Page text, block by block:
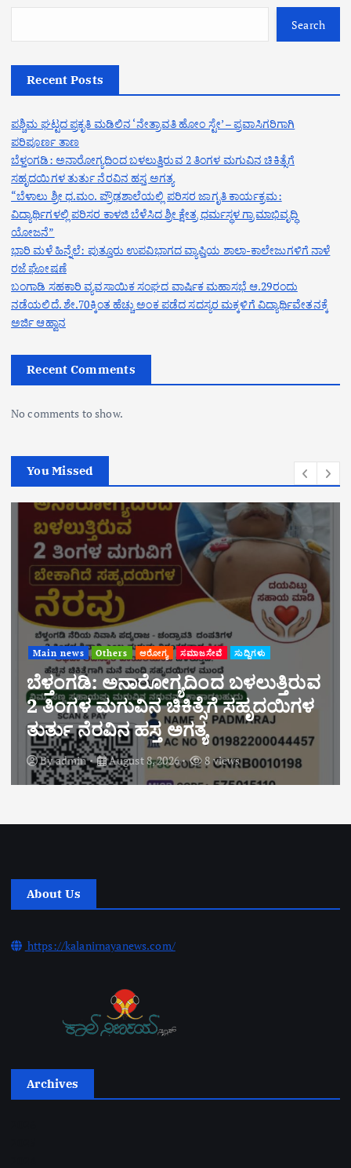
Search
Recent Posts
ಪಶ್ಚಿಮ ಘಟ್ಟದ ಪ್ರಕೃತಿ ಮಡಿಲಿನ ‘ನೇತ್ರಾವತಿ ಹೋಂ ಸ್ಟೇ’ – ಪ್ರವಾಸಿಗರಿಗಾಗಿ
ಪರಿಪೂರ್ಣ ತಾಣ
ಬೆಳ್ತಂಗಡಿ: ಅನಾರೋಗ್ಯದಿಂದ ಬಳಲುತ್ತಿರುವ 2 ತಿಂಗಳ ಮಗುವಿನ ಚಿಕಿತ್ಸೆಗೆ
ಸಹೃದಯಿಗಳ ತುರ್ತು ನೆರವಿನ ಹಸ್ತ ಅಗತ್ಯ
“ಬೆಳಾಲು ಶ್ರೀ ಧ.ಮಂ. ಪ್ರೌಢಶಾಲೆಯಲ್ಲಿ ಪರಿಸರ ಜಾಗೃತಿ ಕಾರ್ಯಕ್ರಮ:
ವಿದ್ಯಾರ್ಥಿಗಳಲ್ಲಿ ಪರಿಸರ ಕಾಳಜಿ ಬೆಳೆಸಿದ ಶ್ರೀ ಕ್ಷೇತ್ರ ಧರ್ಮಸ್ಥಳ ಗ್ರಾಮಾಭಿವೃದ್ಧಿ
ಯೋಜನೆ”
ಭಾರಿ ಮಳೆ ಹಿನ್ನೆಲೆ: ಪುತ್ತೂರು ಉಪವಿಭಾಗದ ವ್ಯಾಪ್ತಿಯ ಶಾಲಾ-ಕಾಲೇಜುಗಳಿಗೆ ನಾಳೆ
ರಜೆ ಘೋಷಣೆ
ಬಂಗಾಡಿ ಸಹಕಾರಿ ವ್ಯವಸಾಯಿಕ ಸಂಘದ ವಾರ್ಷಿಕ ಮಹಾಸಭೆ ಆ.29ರಂದು
ನಡೆಯಲಿದೆ. ಶೇ.70ಕ್ಕಿಂತ ಹೆಚ್ಚು ಅಂಕ ಪಡೆದ ಸದಸ್ಯರ ಮಕ್ಕಳಿಗೆ ವಿದ್ಯಾರ್ಥಿವೇತನಕ್ಕೆ
ಅರ್ಜಿ ಆಹ್ವಾನ
Recent Comments
No comments to show.
You Missed
Main news Others ಆರೋಗ್ಯ ಸಮಾಜಸೇವೆ ಸುದ್ದಿಗಳು
ಬೆಳ್ತಂಗಡಿ: ಅನಾರೋಗ್ಯದಿಂದ ಬಳಲುತ್ತಿರುವ
2 ತಿಂಗಳ ಮಗುವಿನ ಚಿಕಿತ್ಸೆಗೆ ಸಹೃದಯಿಗಳ
ತುರ್ತು ನೆರವಿನ ಹಸ್ತ ಅಗತ್ಯ
Byadmin August 8, 2026 8 views
About Us
https://kalanirnayanews.com/
Archives